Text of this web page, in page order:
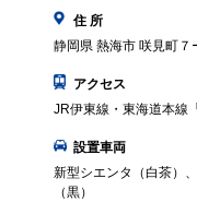
住 所
静岡県 熱海市 咲見町７
アクセス
JR伊東線・東海道本線
設置車両
新型シエンタ（白茶）
（黒）